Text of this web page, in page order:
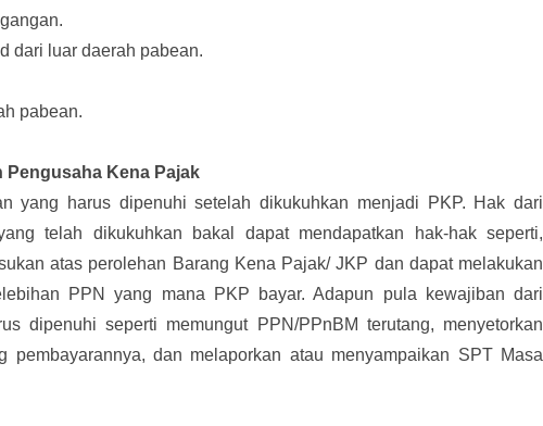
dari luar daerah pabean.
pabean.
Pengusaha Kena Pajak
yang harus dipenuhi setelah dikukuhkan menjadi PKP. Hak dari
telah dikukuhkan bakal dapat mendapatkan hak-hak seperti,
atas perolehan Barang Kena Pajak/ JKP dan dapat melakukan
PPN yang mana PKP bayar. Adapun pula kewajiban dari
dipenuhi seperti memungut PPN/PPnBM terutang, menyetorkan
pembayarannya, dan melaporkan atau menyampaikan SPT Masa